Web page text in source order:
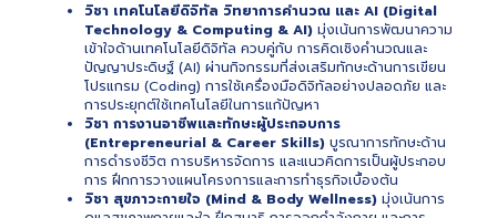
วิชา เทคโนโลยีดิจิทัล วิทยาการคำนวณ และ AI (Digital
Technology & Computing & AI) มุ่งเน้นการพัฒนาความ
เข้าใจด้านเทคโนโลยีดิจิทัล ควบคู่กับ การคิดเชิงคำนวณและ
ปัญญาประดิษฐ์ (AI) ผ่านกิจกรรมที่ส่งเสริมทักษะด้านการเขียน
โปรแกรม (Coding) การใช้เครื่องมือดิจิทัลอย่างปลอดภัย และ
การประยุกต์ใช้เทคโนโลยีในการแก้ปัญหา
วิชา การงานอาชีพและทักษะผู้ประกอบการ
(Entrepreneurial & Career Skills) บูรณาการทักษะด้าน
การดำรงชีวิต การบริหารจัดการ และแนวคิดการเป็นผู้ประกอบ
การ ฝึกการวางแผนโครงการและการทำธุรกิจเบื้องต้น
วิชา สุขภาวะกายใจ (Mind & Body Wellness) มุ่งเน้นการ